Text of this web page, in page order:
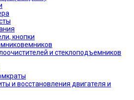
кнопки
и стеклоподъемников
и восстановления двигателя и